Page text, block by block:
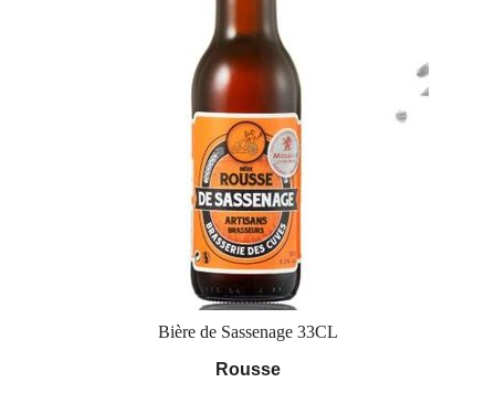
Bière de Sassenage 33CL
Rousse